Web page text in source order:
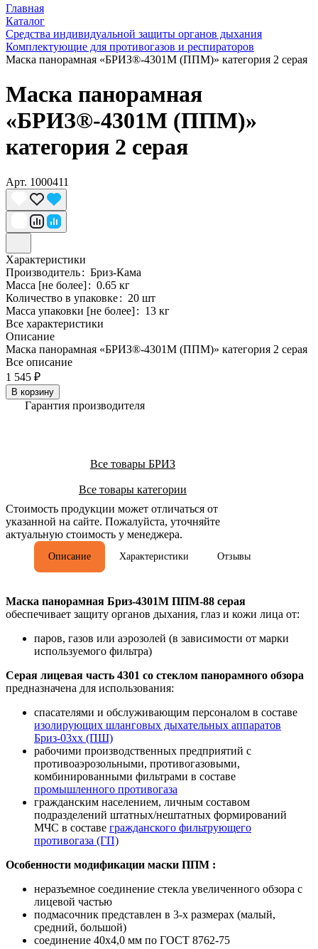
Главная
Каталог
Средства индивидуальной защиты органов дыхания
Комплектующие для противогазов и респираторов
Маска панорамная «БРИЗ®-4301М (ППМ)» категория 2 серая
Маска панорамная
«БРИЗ®-4301М (ППМ)»
категория 2 серая
Арт. 1000411
Характеристики
Производитель: Бриз-Кама
Масса [не более]: 0.65 кг
Количество в упаковке: 20 шт
Масса упаковки [не более]: 13 кг
Все характеристики
Описание
Маска панорамная «БРИЗ®-4301М (ППМ)» категория 2 серая
Все описание
1 545 ₽
В корзину
Гарантия производителя
Все товары БРИЗ
Все товары категории
Стоимость продукции может отличаться от
указанной на сайте. Пожалуйста, уточняйте
актуальную стоимость у менеджера.
Описание Характеристики Отзывы
Маска панорамная Бриз-4301М ППМ-88 серая
обеспечивает защиту органов дыхания, глаз и кожи лица от:
паров, газов или аэрозолей (в зависимости от марки
используемого фильтра)
Серая лицевая часть 4301 со стеклом панорамного обзора
предназначена для использования:
спасателями и обслуживающим персоналом в составе
изолирующих шланговых дыхательных аппаратов
Бриз-03xx (ПШ)
рабочими производственных предприятий с
противоаэрозольными, противогазовыми,
комбинированными фильтрами в составе
промышленного противогаза
гражданским населением, личным составом
подразделений штатных/нештатных формирований
МЧС в составе гражданского фильтрующего
противогаза (ГП)
Особенности модификации маски ППМ :
неразъемное соединение стекла увеличенного обзора с
лицевой частью
подмасочник представлен в 3-х размерах (малый,
средний, большой)
соединение 40х4,0 мм по ГОСТ 8762-75